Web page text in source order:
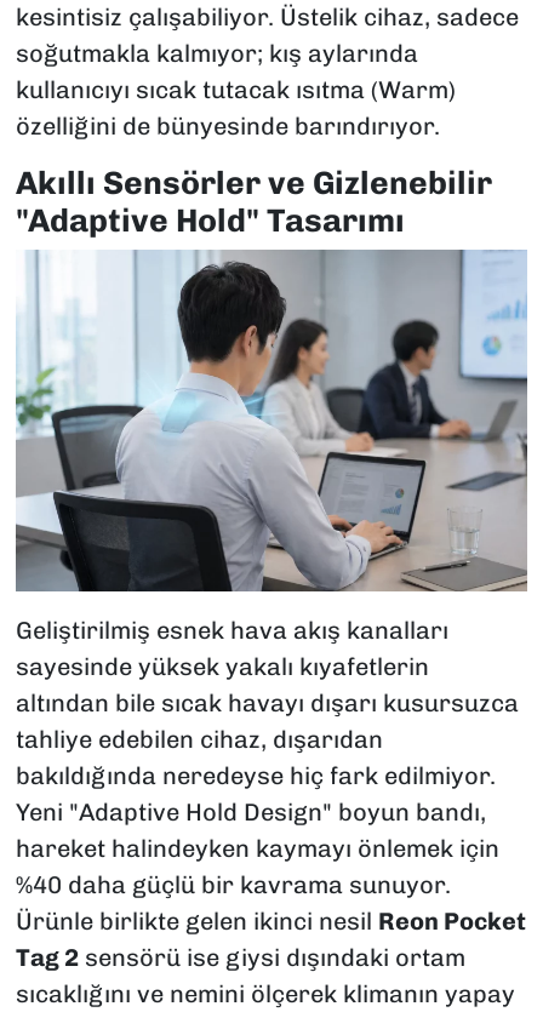
kesintisiz çalışabiliyor. Üstelik cihaz, sadece
soğutmakla kalmıyor; kış aylarında
kullanıcıyı sıcak tutacak ısıtma (Warm)
özelliğini de bünyesinde barındırıyor.
Akıllı Sensörler ve Gizlenebilir
"Adaptive Hold" Tasarımı
Geliştirilmiş esnek hava akış kanalları
sayesinde yüksek yakalı kıyafetlerin
altından bile sıcak havayı dışarı kusursuzca
tahliye edebilen cihaz, dışarıdan
bakıldığında neredeyse hiç fark edilmiyor.
Yeni "Adaptive Hold Design" boyun bandı,
hareket halindeyken kaymayı önlemek için
%40 daha güçlü bir kavrama sunuyor.
Ürünle birlikte gelen ikinci nesil Reon Pocket
Tag 2sensörü ise giysi dışındaki ortam
sıcaklığını ve nemini ölçerek klimanın yapay